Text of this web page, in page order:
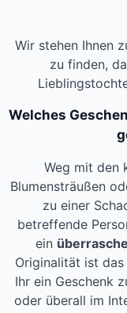
Wir stehen Ihnen
zu finden,
Welches
Weg mit den
Blumensträußen
zu einer
betreffende
ein
Originalität ist
Ihr ein Geschenk
oder überall im